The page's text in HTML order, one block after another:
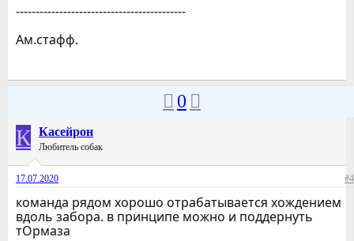
-------------------------------------------
Ам.стафф.
0
К Касейрон
Любитель собак
17.07.2020 #4
команда рядом хорошо отрабатывается хождением
вдоль забора. в принципе можно и поддернуть
тОрмаза